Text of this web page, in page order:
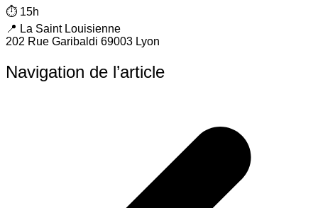
⏱️ 15h
📍 La Saint Louisienne
202 Rue Garibaldi 69003 Lyon
Navigation de l’article